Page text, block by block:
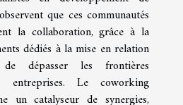
que ces communautés
la collaboration, grâce à la
dédiés à la mise en relation
dépasser les frontières
entreprises. Le coworking
un catalyseur de synergies,